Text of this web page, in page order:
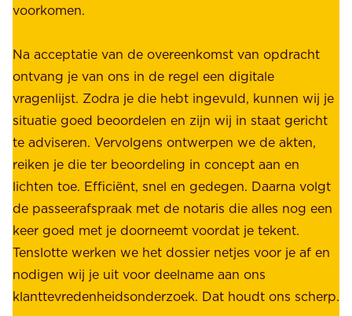
i
j
b
i
e
d
e
n
r
u
s
t
g
n
v
o
o
r
o
n
z
e
s
t
a
voorkomen.
Na acceptatie van de overeenkomst van opdracht
ontvang je van ons in de regel een digitale
vragenlijst. Zodra je die hebt ingevuld, kunnen wij je
situatie goed beoordelen en zijn wij in staat gericht
te adviseren. Vervolgens ontwerpen we de akten,
reiken je die ter beoordeling in concept aan en
lichten toe. Efficiënt, snel en gedegen. Daarna volgt
de passeerafspraak met de notaris die alles nog een
keer goed met je doorneemt voordat je tekent.
Tenslotte werken we het dossier netjes voor je af en
nodigen wij je uit voor deelname aan ons
klanttevredenheidsonderzoek. Dat houdt ons scherp.